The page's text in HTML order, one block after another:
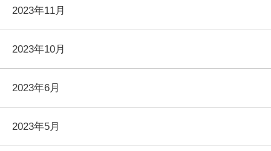
2023年11月
2023年10月
2023年6月
2023年5月